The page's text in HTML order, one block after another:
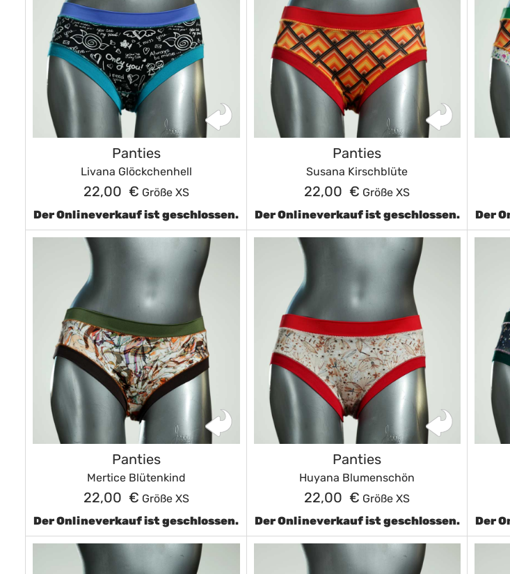
Panties
Livana Glöckchenhell
22,00 € Größe XS
Der Onlineverkauf ist geschlossen.
Panties
Susana Kirschblüte
22,00 € Größe XS
Der Onlineverkauf ist geschlossen.
Der
Panties
Mertice Blütenkind
22,00 € Größe XS
Der Onlineverkauf ist geschlossen.
Panties
Huyana Blumenschön
22,00 € Größe XS
Der Onlineverkauf ist geschlossen.
Der